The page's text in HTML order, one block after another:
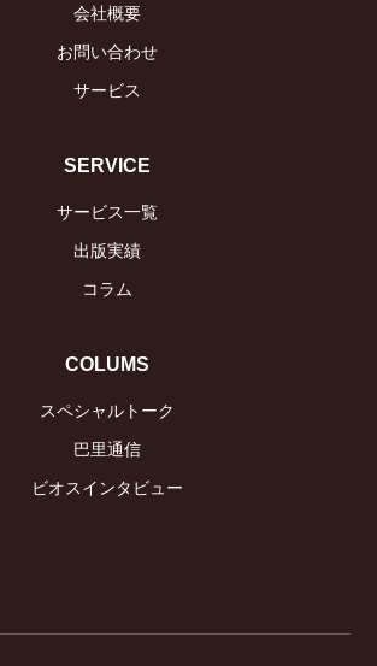
会社概要
お問い合わせ
サービス
SERVICE
サービス一覧
出版実績
コラム
COLUMS
スペシャルトーク
巴里通信
ビオスインタビュー